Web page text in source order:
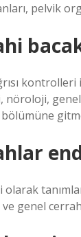
pelvik
nöroloji,
bölümüne
genel